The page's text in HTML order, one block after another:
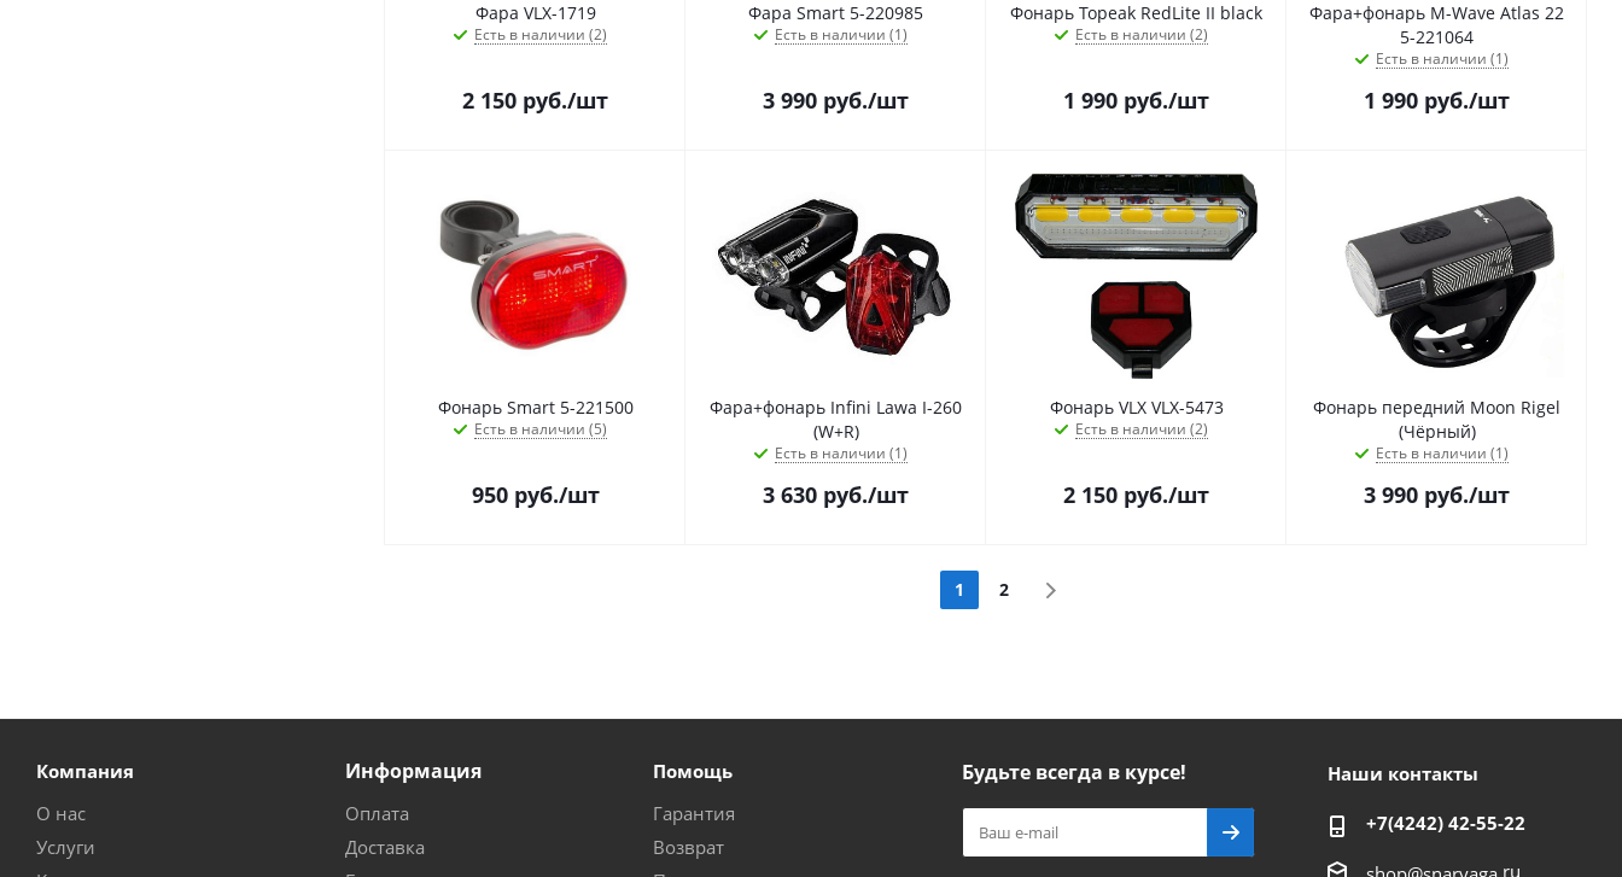
Фара VLX-1719
Есть в наличии (2)
2 150 руб./шт
Фара Smart 5-220985
Есть в наличии (1)
3 990 руб./шт
Фонарь Topeak RedLite II black
Есть в наличии (2)
1 990 руб./шт
Фара+фонарь M-Wave Atlas 22
5-221064
Есть в наличии (1)
1 990 руб./шт
Фонарь Smart 5-221500
Есть в наличии (5)
950руб./шт
Фара+фонарь Infini Lawa I-260
(W+R)
Есть в наличии (1)
3 630 руб./шт
Фонарь VLX VLX-5473
Есть в наличии (2)
2 150 руб./шт
Фонарь передний Moon Rigel
(Чёрный)
Есть в наличии (1)
3 990 руб./шт
1 2
Компания
О нас
Услуги
Информация
Оплата
Доставка
Помощь
Гарантия
Возврат
Будьте всегда в курсе! Наши контакты
+7(4242) 42-55-22
ru